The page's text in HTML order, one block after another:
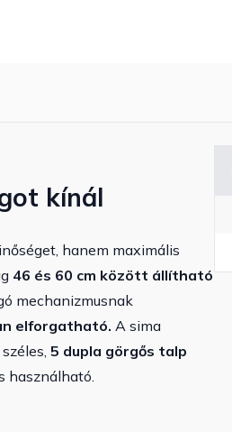
kínál
hanem maximális
46 és 60 cm között állítható
mechanizmusnak
elforgatható. A sima
5 dupla görgős talp
használható.